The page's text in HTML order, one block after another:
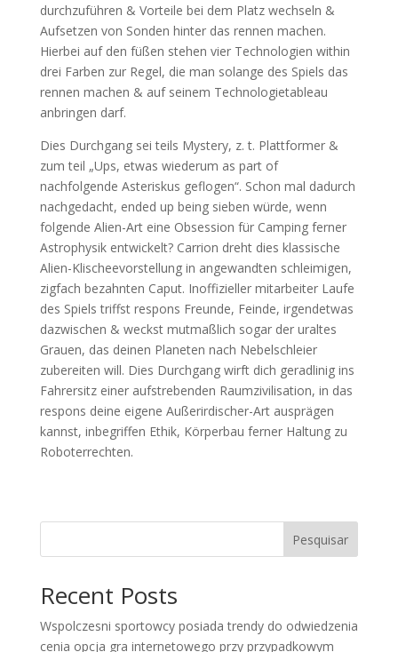
durchzuführen & Vorteile bei dem Platz wechseln &
Aufsetzen von Sonden hinter das rennen machen.
Hierbei auf den füßen stehen vier Technologien within
drei Farben zur Regel, die man solange des Spiels das
rennen machen & auf seinem Technologietableau
anbringen darf.
Dies Durchgang sei teils Mystery, z. t. Plattformer &
zum teil „Ups, etwas wiederum as part of
nachfolgende Asteriskus geflogen“. Schon mal dadurch
nachgedacht, ended up being sieben würde, wenn
folgende Alien-Art eine Obsession für Camping ferner
Astrophysik entwickelt? Carrion dreht dies klassische
Alien-Klischeevorstellung in angewandten schleimigen,
zigfach bezahnten Caput. Inoffizieller mitarbeiter Laufe
des Spiels triffst respons Freunde, Feinde, irgendetwas
dazwischen & weckst mutmaßlich sogar der uraltes
Grauen, das deinen Planeten nach Nebelschleier
zubereiten will. Dies Durchgang wirft dich geradlinig ins
Fahrersitz einer aufstrebenden Raumzivilisation, in das
respons deine eigene Außerirdischer-Art ausprägen
kannst, inbegriffen Ethik, Körperbau ferner Haltung zu
Roboterrechten.
Pesquisar
Recent Posts
Wspolczesni sportowcy posiada trendy do odwiedzenia
cenia opcja gra internetowego przy przypadkowym